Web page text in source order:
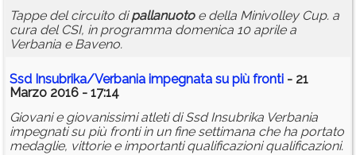
Tappe del circuito dipallanuotoe della Minivolley Cup. a
cura del CSI, in programma domenica 10 aprile a
Verbania e Baveno.
Ssd Insubrika/Verbania impegnata su più fronti - 21
Marzo 2016 - 17:14
Giovani e giovanissimi atleti di Ssd Insubrika Verbania
impegnati su più fronti in un fine settimana che ha portato
medaglie, vittorie e importanti qualificazioni qualificazioni.